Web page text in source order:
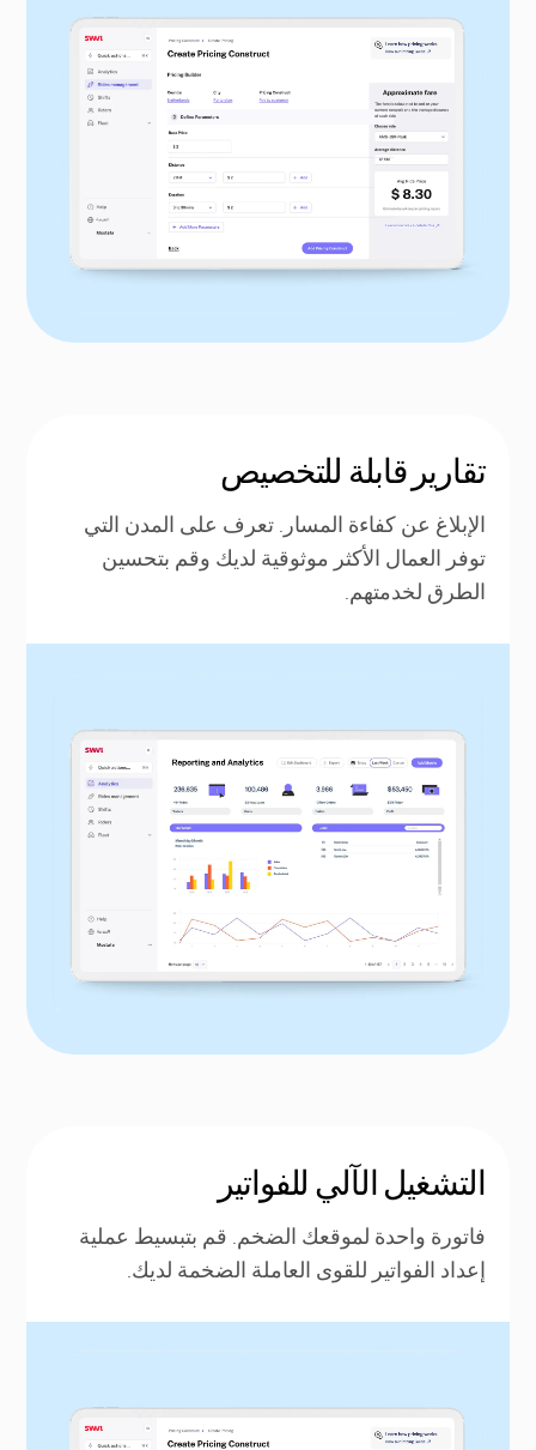
تقارير قابلة للتخصيص
الإبلاغ عن كفاءة المسار. تعرف على المدن التي
توفر العمال الأكثر موثوقية لديك وقم بتحسين
الطرق لخدمتهم.
التشغيل الآلي للفواتير
فاتورة واحدة لموقعك الضخم. قم بتبسيط عملية
إعداد الفواتير للقوى العاملة الضخمة لديك.